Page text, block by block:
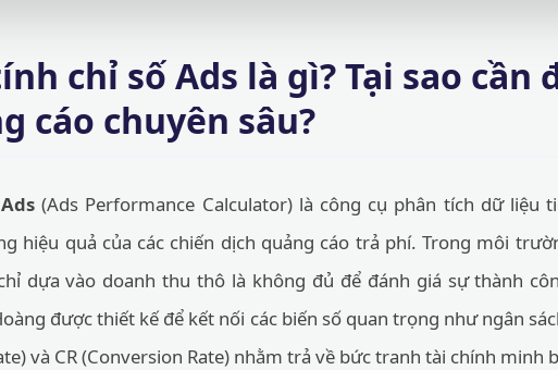
chỉ số Ads là gì? Tại sao cần
cáo chuyên sâu?
(Ads Performance Calculator) là công cụ phân tích dữ liệu
hiệu quả của các chiến dịch quảng cáo trả phí. Trong môi
dựa vào doanh thu thô là không đủ để đánh giá sự thành
được thiết kế để kết nối các biến số quan trọng như ngân
và CR (Conversion Rate) nhằm trả về bức tranh tài chính minh